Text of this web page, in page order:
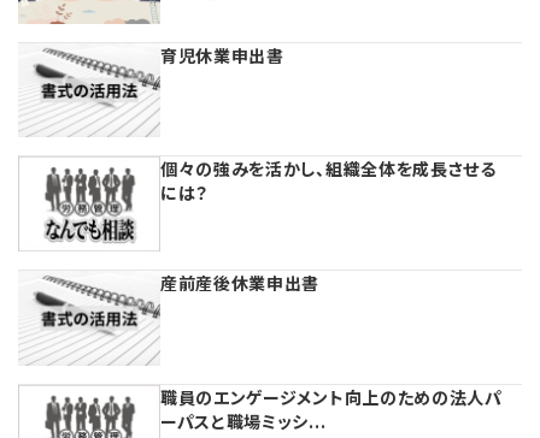
評議員
登記関連
定款関連
法改正-法人運営
寄附
税務
インボイス
電子帳簿保存法
給与計算
法改正-労務
法務
法務
利益相反取引
個人情報
経営
経営
資産運用
連載
連載
【連載】公益法人制度のリアル
無料記事
育児休業申出書
個々の強みを活かし、組織全体を成長させる
には？
産前産後休業申出書
職員のエンゲージメント向上のための法人パ
ーパスと職場ミッシ...